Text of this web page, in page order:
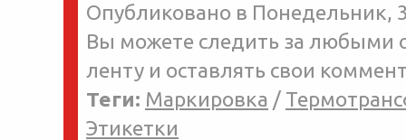
Опубликовано в Понедельник,
Вы можете следить за любыми
ленту и оставлять свои
Теги: Маркировка /
Этикетки